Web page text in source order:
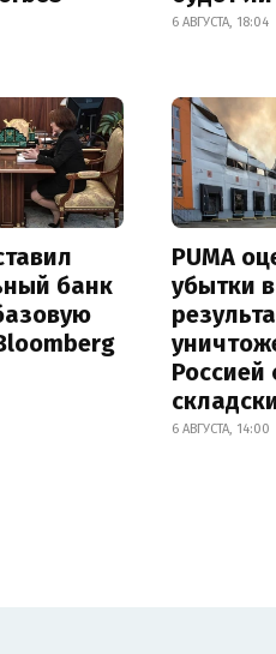
6 АВГУСТА, 18:04
банк
PUMA
убытки в
Россией
6 АВГУСТА, 14:00